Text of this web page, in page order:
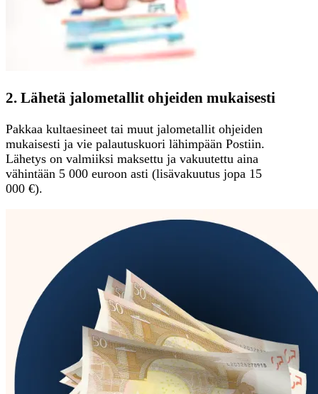
2. Lähetä jalometallit ohjeiden mukaisesti
Pakkaa kultaesineet tai muut jalometallit ohjeiden
mukaisesti ja vie palautuskuori lähimpään Postiin.
Lähetys on valmiiksi maksettu ja vakuutettu aina
vähintään 5 000 euroon asti (lisävakuutus jopa 15
000 €).